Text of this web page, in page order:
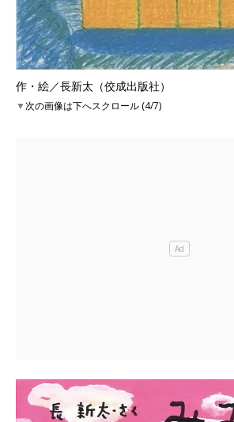
作・絵／長新太（佼成出版社）
▼次の画像は下へスクロール (4/7)